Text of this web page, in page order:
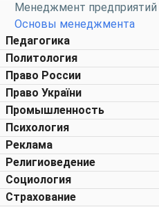
Менеджмент предприятий
Основы менеджмента
Педагогика
Политология
Право России
Право України
Промышленность
Психология
Реклама
Религиоведение
Социология
Страхование